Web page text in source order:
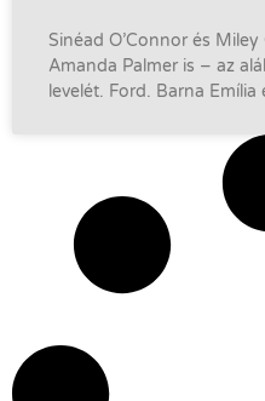
Sinéad O’Connor és
Amanda Palmer is – az
levelét. Ford. Barna